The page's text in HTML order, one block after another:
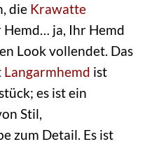
die Krawatte
ja, Ihr Hemd
Look vollendet. Das
Langarmhemd ist
es ist ein
Stil,
zum Detail. Es ist